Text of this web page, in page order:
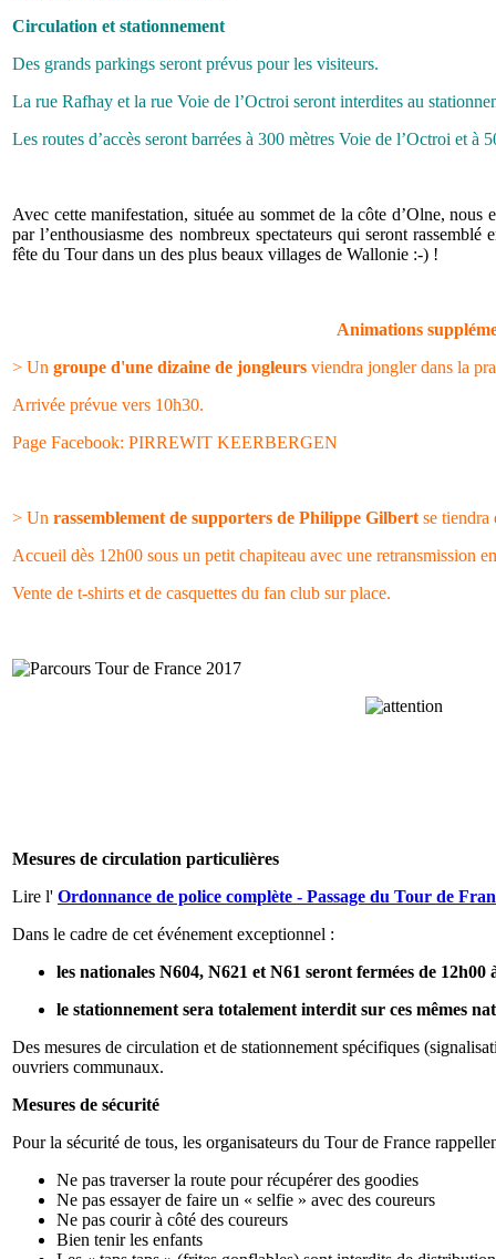
Circulation et stationnement
Des grands parkings seront prévus pour les visiteurs.
La rue Rafhay et la rue Voie de l’Octroi seront interdites au
Les routes d’accès seront barrées à 300 mètres Voie de l’Octroi et à
Avec cette manifestation, située au sommet de la côte d’Olne, nous
par l’enthousiasme des nombreux spectateurs qui seront
fête du Tour dans un des plus beaux villages de Wallonie :-) !
Animations
> Un groupe d'une dizaine de jongleurs viendra jongler dans la
Arrivée prévue vers 10h30.
Page Facebook: PIRREWIT KEERBERGEN
> Un rassemblement de supporters de Philippe Gilbert se tiendra
Accueil dès 12h00 sous un petit chapiteau avec une retransmission
Vente de t-shirts et de casquettes du fan club sur place.
Mesures de circulation particulières
Lire l' Ordonnance de police complète - Passage du Tour de
Dans le cadre de cet événement exceptionnel :
les nationales N604, N621 et N61 seront fermées de 12h00
le stationnement sera totalement interdit sur ces mêmes
Des mesures de circulation et de stationnement spécifiques
ouvriers communaux.
Mesures de sécurité
Pour la sécurité de tous, les organisateurs du Tour de France
Ne pas traverser la route pour récupérer des goodies
Ne pas essayer de faire un « selfie » avec des coureurs
Ne pas courir à côté des coureurs
Bien tenir les enfants